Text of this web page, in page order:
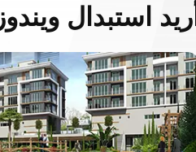
أريد استبدال